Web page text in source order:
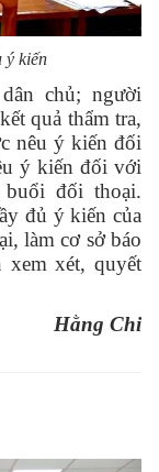
ý kiến
chủ; người
quả thẩm tra,
nêu ý kiến đối
ý kiến đối với
đối thoại.
đủ ý kiến của
làm cơ sở báo
xét, quyết
Hằng Chi